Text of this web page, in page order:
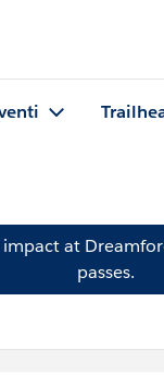
at
passes.